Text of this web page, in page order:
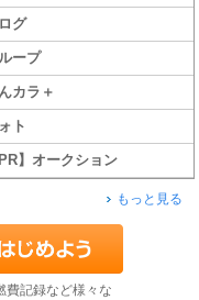
グ
ープ
カラ＋
ト
PR】オークション
もっと見る
費記録など様々な